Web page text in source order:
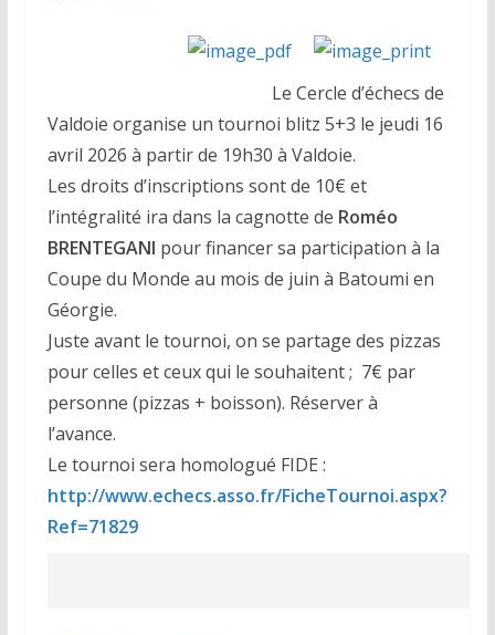
Le Cercle d’échecs de
Valdoie organise un tournoi blitz 5+3 le jeudi 16
avril 2026 à partir de 19h30 à Valdoie.
Les droits d’inscriptions sont de 10€ et
l’intégralité ira dans la cagnotte de Roméo
BRENTEGANI pour financer sa participation à la
Coupe du Monde au mois de juin à Batoumi en
Géorgie.
Juste avant le tournoi, on se partage des pizzas
pour celles et ceux qui le souhaitent ; 7€ par
personne (pizzas + boisson). Réserver à
l’avance.
Le tournoi sera homologué FIDE :
http://www.echecs.asso.fr/FicheTournoi.aspx?
Ref=71829